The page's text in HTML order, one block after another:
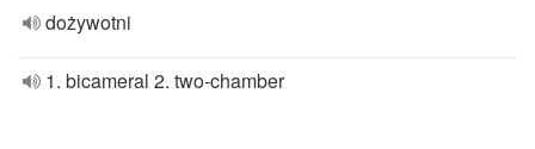
dożywotni
1. bicameral 2. two-chamber